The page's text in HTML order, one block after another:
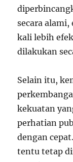
secara
kali lebih
dilakukan
Selain itu,
kekuatan
perhatian
dengan
tentu tetap